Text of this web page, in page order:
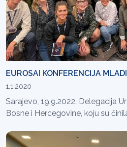
EUROSAI KONFERENCIJA
1.1.2020
Sarajevo, 19.9.2022. Delegacija
Bosne i Hercegovine, koju su